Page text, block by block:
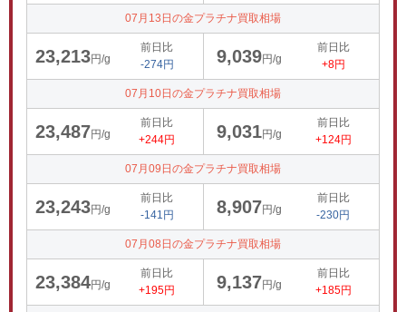
07月13日の金プラチナ買取相場
23,213円/g
前日比
-274円
9,039円/g
前日比
+8円
07月10日の金プラチナ買取相場
23,487円/g
前日比
+244円
9,031円/g
前日比
+124円
07月09日の金プラチナ買取相場
23,243円/g
前日比
-141円
8,907円/g
前日比
-230円
07月08日の金プラチナ買取相場
23,384円/g
前日比
+195円
9,137円/g
前日比
+185円